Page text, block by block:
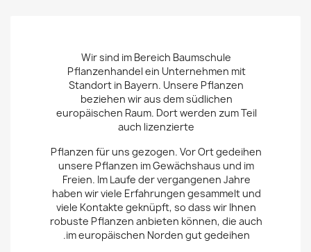
Wir sind im Bereich Baumschule
Pflanzenhandel ein Unternehmen mit
Standort in Bayern. Unsere Pflanzen
beziehen wir aus dem südlichen
europäischen Raum. Dort werden zum Teil
auch lizenzierte
Pflanzen für uns gezogen. Vor Ort gedeihen
unsere Pflanzen im Gewächshaus und im
Freien. Im Laufe der vergangenen Jahre
haben wir viele Erfahrungen gesammelt und
viele Kontakte geknüpft, so dass wir Ihnen
robuste Pflanzen anbieten können, die auch
im europäischen Norden gut gedeihen.